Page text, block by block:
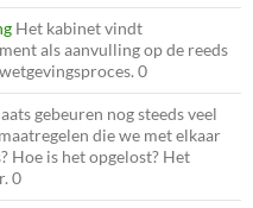
Het kabinet vindt
als aanvulling op de reeds
0
gebeuren nog steeds veel
die we met elkaar
Hoe is het opgelost? Het
0